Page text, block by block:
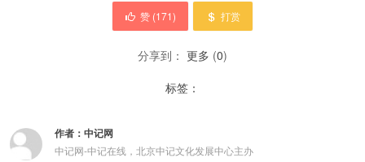
赞 (171) 打赏
分享到： 更多 (0)
标签：
作者： 中记网
中记网-中记在线，北京中记文化发展中心主办